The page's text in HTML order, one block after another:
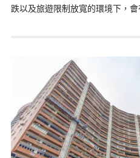
跌以及旅遊限制放寬的環境下，